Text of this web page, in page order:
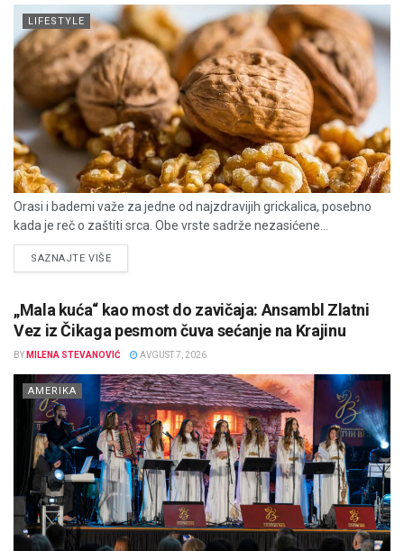
LIFESTYLE
Orasi i bademi važe za jedne od najzdravijih grickalica, posebno
kada je reč o zaštiti srca. Obe vrste sadrže nezasićene...
SAZNAJTE VIŠEDETAILS
„Mala kuća“ kao most do zavičaja: Ansambl Zlatni
Vez iz Čikaga pesmom čuva sećanje na Krajinu
BY MILENA STEVANOVIĆ AVGUST 7, 2026
AMERIKA